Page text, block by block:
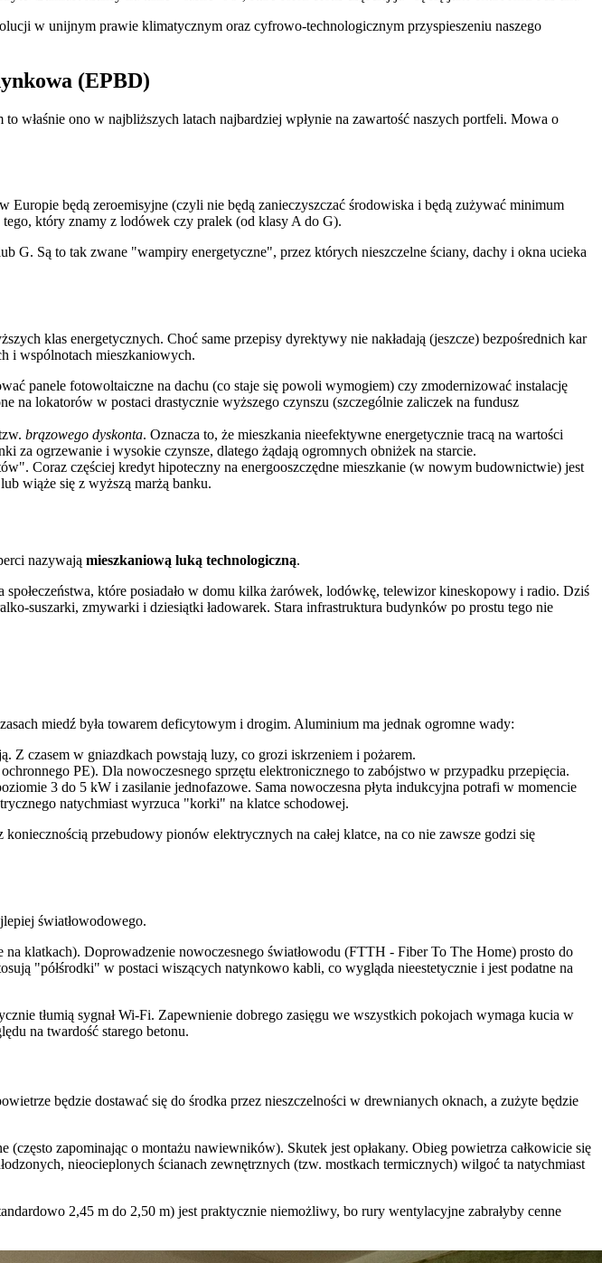
w unijnym prawie klimatycznym oraz cyfrowo-technologicznym przyspieszeniu naszego
(EPBD)
właśnie ono w najbliższych latach najbardziej wpłynie na zawartość naszych portfeli. Mowa o
będą zeroemisyjne (czyli nie będą zanieczyszczać środowiska i będą zużywać minimum
który znamy z lodówek czy pralek (od klasy A do G).
G. Są to tak zwane "wampiry energetyczne", przez których nieszczelne ściany, dachy i okna ucieka
klas energetycznych. Choć same przepisy dyrektywy nie nakładają (jeszcze) bezpośrednich kar
i wspólnotach mieszkaniowych.
panele fotowoltaiczne na dachu (co staje się powoli wymogiem) czy zmodernizować instalację
na lokatorów w postaci drastycznie wyższego czynszu (szczególnie zaliczek na fundusz
brązowego dyskonta. Oznacza to, że mieszkania nieefektywne energetycznie tracą na wartości
za ogrzewanie i wysokie czynsze, dlatego żądają ogromnych obniżek na starcie.
Coraz częściej kredyt hipoteczny na energooszczędne mieszkanie (w nowym budownictwie) jest
wiąże się z wyższą marżą banku.
nazywają mieszkaniową luką technologiczną.
które posiadało w domu kilka żarówek, lodówkę, telewizor kineskopowy i radio. Dziś
suszarki, zmywarki i dziesiątki ładowarek. Stara infrastruktura budynków po prostu tego nie
miedź była towarem deficytowym i drogim. Aluminium ma jednak ogromne wady:
Z czasem w gniazdkach powstają luzy, co grozi iskrzeniem i pożarem.
PE). Dla nowoczesnego sprzętu elektronicznego to zabójstwo w przypadku przepięcia.
3 do 5 kW i zasilanie jednofazowe. Sama nowoczesna płyta indukcyjna potrafi w momencie
natychmiast wyrzuca "korki" na klatce schodowej.
przebudowy pionów elektrycznych na całej klatce, na co nie zawsze godzi się
światłowodowego.
klatkach). Doprowadzenie nowoczesnego światłowodu (FTTH - Fiber To The Home) prosto do
"półśrodki" w postaci wiszących natynkowo kabli, co wygląda nieestetycznie i jest podatne na
tłumią sygnał Wi-Fi. Zapewnienie dobrego zasięgu we wszystkich pokojach wymaga kucia w
na twardość starego betonu.
będzie dostawać się do środka przez nieszczelności w drewnianych oknach, a zużyte będzie
zapominając o montażu nawiewników). Skutek jest opłakany. Obieg powietrza całkowicie się
nieocieplonych ścianach zewnętrznych (tzw. mostkach termicznych) wilgoć ta natychmiast
2,45 m do 2,50 m) jest praktycznie niemożliwy, bo rury wentylacyjne zabrałyby cenne